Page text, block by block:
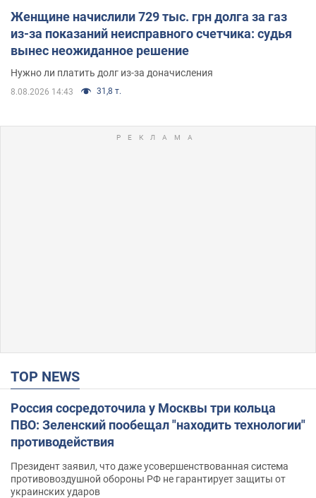
Женщине начислили 729 тыс. грн долга за газ
из-за показаний неисправного счетчика: судья
вынес неожиданное решение
Нужно ли платить долг из-за доначисления
8.08.2026 14:43 31,8 т.
TOP NEWS
Россия сосредоточила у Москвы три кольца
ПВО: Зеленский пообещал "находить технологии"
противодействия
Президент заявил, что даже усовершенствованная система
противовоздушной обороны РФ не гарантирует защиты от
украинских ударов